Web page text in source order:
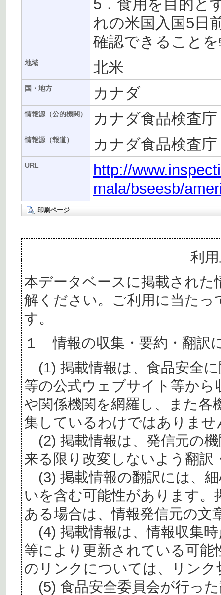
5．食用を目的と
れの米国入国5日
確認できること
地域 北米
国・地方 カナダ
情報源（公的機関） カナダ食品検査
情報源（報道） カナダ食品検査庁
URL
http://
mala/bseesb/
印刷ページ
利
本データベースに掲載された
解ください。ご利用に当た
す。
１ 情報の収集・要約・翻訳
(1) 掲載情報は、食品安全
等の公式ウェブサイト等か
や関係機関を網羅し、また各
集しているわけではありませ
(2) 掲載情報は、発信元の
来る限り改変しないよう翻訳
(3) 掲載情報の翻訳には、
いを含む可能性があります。
ある場合は、情報発信元の文
(4) 掲載情報は、情報収集
等により更新されている可
のリンクについては、リン
(5) 食品安全委員会が行っ